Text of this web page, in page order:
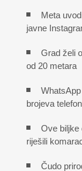
Meta
javne
Grad želi
od 20 metara
brojeva
Ove biljke
riješili
Čudo